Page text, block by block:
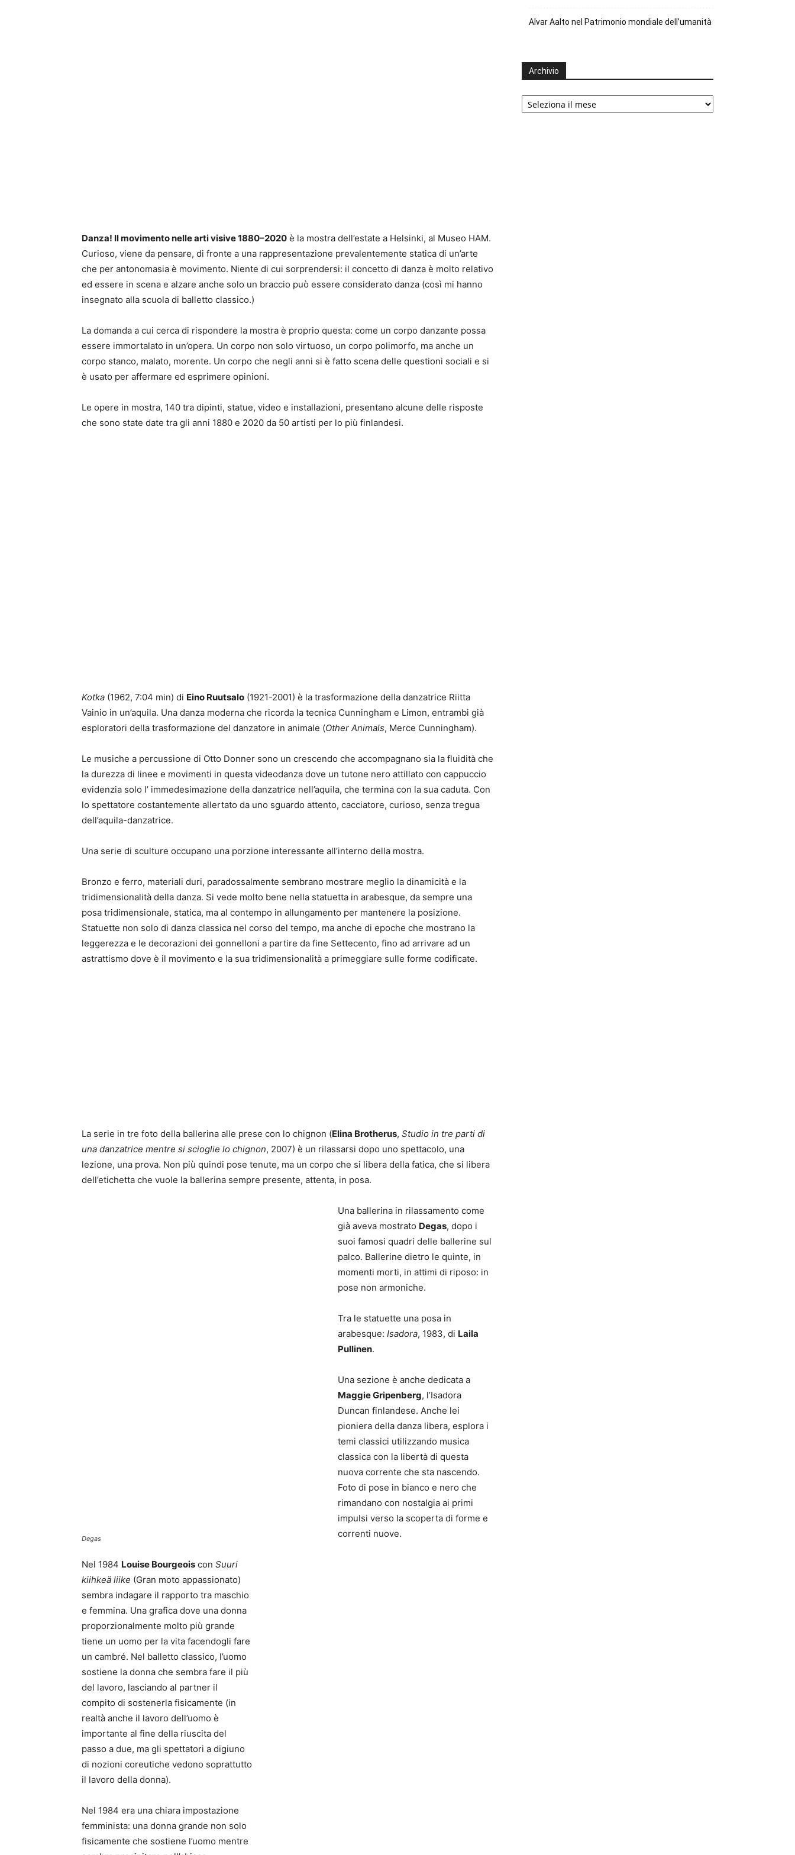
Danza! Il movimento nelle arti visive 1880–2020 è la mostra dell’estate a Helsinki, al Museo HAM.
Curioso, viene da pensare, di fronte a una rappresentazione prevalentemente statica di un’arte
che per antonomasia è movimento. Niente di cui sorprendersi: il concetto di danza è molto relativo
ed essere in scena e alzare anche solo un braccio può essere considerato danza (così mi hanno
insegnato alla scuola di balletto classico.)
La domanda a cui cerca di rispondere la mostra è proprio questa: come un corpo danzante possa
essere immortalato in un’opera. Un corpo non solo virtuoso, un corpo polimorfo, ma anche un
corpo stanco, malato, morente. Un corpo che negli anni si è fatto scena delle questioni sociali e si
è usato per affermare ed esprimere opinioni.
Le opere in mostra, 140 tra dipinti, statue, video e installazioni, presentano alcune delle risposte
che sono state date tra gli anni 1880 e 2020 da 50 artisti per lo più finlandesi.
Kotka (1962, 7:04 min) di Eino Ruutsalo (1921-2001) è la trasformazione della danzatrice Riitta
Vainio in un’aquila. Una danza moderna che ricorda la tecnica Cunningham e Limon, entrambi già
esploratori della trasformazione del danzatore in animale (Other Animals, Merce Cunningham).
Le musiche a percussione di Otto Donner sono un crescendo che accompagnano sia la fluidità che
la durezza di linee e movimenti in questa videodanza dove un tutone nero attillato con cappuccio
evidenzia solo l’ immedesimazione della danzatrice nell’aquila, che termina con la sua caduta. Con
lo spettatore costantemente allertato da uno sguardo attento, cacciatore, curioso, senza tregua
dell’aquila-danzatrice.
Una serie di sculture occupano una porzione interessante all’interno della mostra.
Bronzo e ferro, materiali duri, paradossalmente sembrano mostrare meglio la dinamicità e la
tridimensionalità della danza. Si vede molto bene nella statuetta in arabesque, da sempre una
posa tridimensionale, statica, ma al contempo in allungamento per mantenere la posizione.
Statuette non solo di danza classica nel corso del tempo, ma anche di epoche che mostrano la
leggerezza e le decorazioni dei gonnelloni a partire da fine Settecento, fino ad arrivare ad un
astrattismo dove è il movimento e la sua tridimensionalità a primeggiare sulle forme codificate.
La serie in tre foto della ballerina alle prese con lo chignon (Elina Brotherus, Studio in tre parti di
una danzatrice mentre si scioglie lo chignon, 2007) è un rilassarsi dopo uno spettacolo, una
lezione, una prova. Non più quindi pose tenute, ma un corpo che si libera della fatica, che si libera
dell’etichetta che vuole la ballerina sempre presente, attenta, in posa.
Degas
Una ballerina in rilassamento come
già aveva mostrato Degas, dopo i
suoi famosi quadri delle ballerine sul
palco. Ballerine dietro le quinte, in
momenti morti, in attimi di riposo: in
pose non armoniche.
Tra le statuette una posa in
arabesque: Isadora, 1983, di Laila
Pullinen.
Una sezione è anche dedicata a
Maggie Gripenberg, l’Isadora
Duncan finlandese. Anche lei
pioniera della danza libera, esplora i
temi classici utilizzando musica
classica con la libertà di questa
nuova corrente che sta nascendo.
Foto di pose in bianco e nero che
rimandano con nostalgia ai primi
impulsi verso la scoperta di forme e
correnti nuove.
Nel 1984 Louise Bourgeois con Suuri
kiihkeä liike (Gran moto appassionato)
sembra indagare il rapporto tra maschio
e femmina. Una grafica dove una donna
proporzionalmente molto più grande
tiene un uomo per la vita facendogli fare
un cambré. Nel balletto classico, l’uomo
sostiene la donna che sembra fare il più
del lavoro, lasciando al partner il
compito di sostenerla fisicamente (in
realtà anche il lavoro dell’uomo è
importante al fine della riuscita del
passo a due, ma gli spettatori a digiuno
di nozioni coreutiche vedono soprattutto
il lavoro della donna).
Nel 1984 era una chiara impostazione
femminista: una donna grande non solo
fisicamente che sostiene l’uomo mentre
Alvar Aalto nel Patrimonio mondiale dell’umanità
Archivio
Archivio